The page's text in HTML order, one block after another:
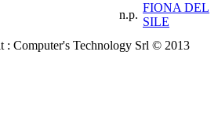
n.p.
FIONA DEL
SILE
: Computer's Technology Srl © 2013